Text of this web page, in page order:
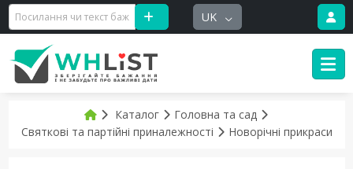
UK
Каталог
Головна та сад
Святкові та партійні приналежності
Новорічні прикраси